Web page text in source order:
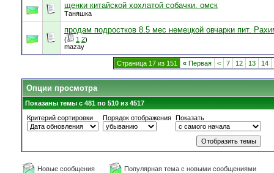
щенки китайской хохлатой собачки. омск
Таняшка
продам подростков 8.5 мес немецкой овчарки пит.
( 1 2)
mazay
Страница 17 из 151 « Первая < 7 12 13 14
Опции просмотра
Показаны темы с 481 по 510 из 4517
Критерий сортировки
Порядок отображения Показать
Новые сообщения
Популярная тема с новыми сообщениями